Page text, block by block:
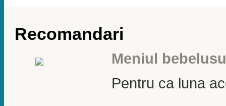
Recomandari
Meniul
Pentru ca luna